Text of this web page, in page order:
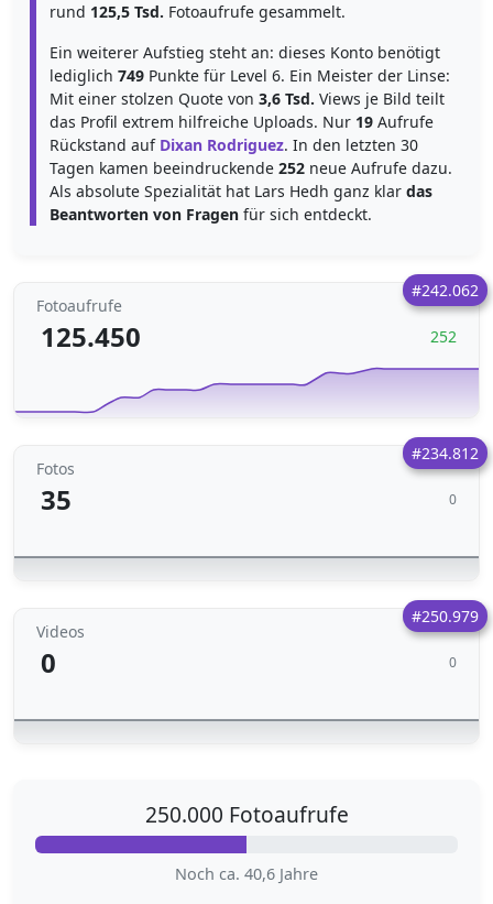
rund 125,5 Tsd. Fotoaufrufe gesammelt.
Ein weiterer Aufstieg steht an: dieses Konto benötigt
lediglich 749 Punkte für Level 6. Ein Meister der Linse:
Mit einer stolzen Quote von 3,6 Tsd. Views je Bild teilt
das Profil extrem hilfreiche Uploads. Nur 19 Aufrufe
Rückstand auf Dixan Rodriguez. In den letzten 30
Tagen kamen beeindruckende 252 neue Aufrufe dazu.
Als absolute Spezialität hat Lars Hedh ganz klar das
Beantworten von Fragen für sich entdeckt.
#242.062
Fotoaufrufe
125.450 252
#234.812
Fotos
35 0
#250.979
Videos
0 0
250.000 Fotoaufrufe
Noch ca. 40,6 Jahre